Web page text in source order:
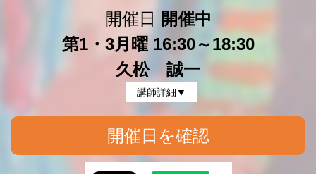
開催日
開催中
第1・3月曜 16:30～18:30
久松 誠一
講師詳細▼
開催日を確認